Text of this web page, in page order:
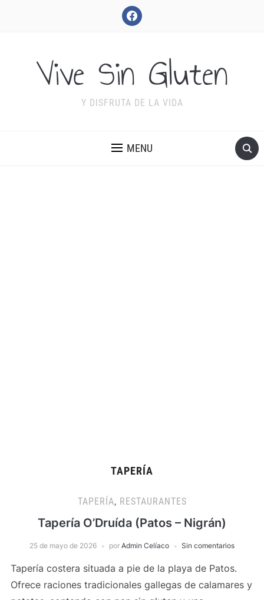
facebook
Vive Sin Gluten
Y DISFRUTA DE LA VIDA
MENU
TAPERÍA
TAPERÍA, RESTAURANTES
Tapería O’Druída (Patos – Nigrán)
25 de mayo de 2026 por Admin Celíaco Sin comentarios
Tapería costera situada a pie de la playa de Patos.
Ofrece raciones tradicionales gallegas de calamares y